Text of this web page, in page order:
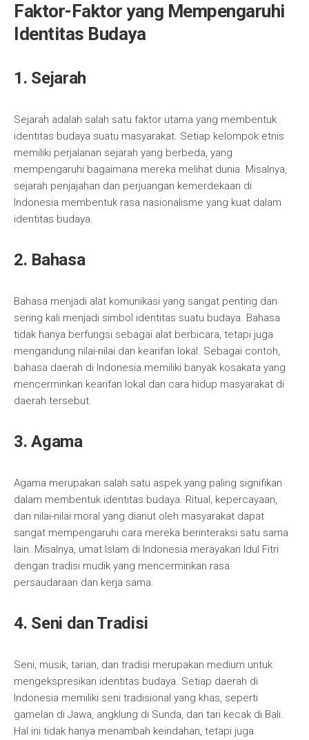
Faktor-Faktor yang Mempengaruhi
Identitas Budaya
1. Sejarah
Sejarah adalah salah satu faktor utama yang membentuk
identitas budaya suatu masyarakat. Setiap kelompok etnis
memiliki perjalanan sejarah yang berbeda, yang
mempengaruhi bagaimana mereka melihat dunia. Misalnya,
sejarah penjajahan dan perjuangan kemerdekaan di
Indonesia membentuk rasa nasionalisme yang kuat dalam
identitas budaya.
2. Bahasa
Bahasa menjadi alat komunikasi yang sangat penting dan
sering kali menjadi simbol identitas suatu budaya. Bahasa
tidak hanya berfungsi sebagai alat berbicara, tetapi juga
mengandung nilai-nilai dan kearifan lokal. Sebagai contoh,
bahasa daerah di Indonesia memiliki banyak kosakata yang
mencerminkan kearifan lokal dan cara hidup masyarakat di
daerah tersebut.
3. Agama
Agama merupakan salah satu aspek yang paling signifikan
dalam membentuk identitas budaya. Ritual, kepercayaan,
dan nilai-nilai moral yang dianut oleh masyarakat dapat
sangat mempengaruhi cara mereka berinteraksi satu sama
lain. Misalnya, umat Islam di Indonesia merayakan Idul Fitri
dengan tradisi mudik yang mencerminkan rasa
persaudaraan dan kerja sama.
4. Seni dan Tradisi
Seni, musik, tarian, dan tradisi merupakan medium untuk
mengekspresikan identitas budaya. Setiap daerah di
Indonesia memiliki seni tradisional yang khas, seperti
gamelan di Jawa, angklung di Sunda, dan tari kecak di Bali.
Hal ini tidak hanya menambah keindahan, tetapi juga